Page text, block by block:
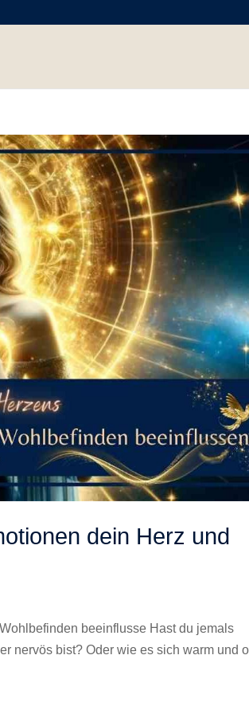
dein Herz und
beeinflusse Hast du jemals
nervös bist? Oder wie es sich warm und